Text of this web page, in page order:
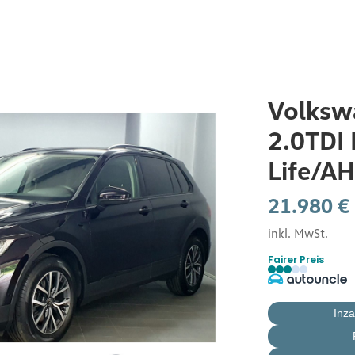
E-Mobilität by Burger
Jobcar
Neuwagen
2.0TDI
Life/
21.980 €
inkl. MwSt.
Fairer Preis